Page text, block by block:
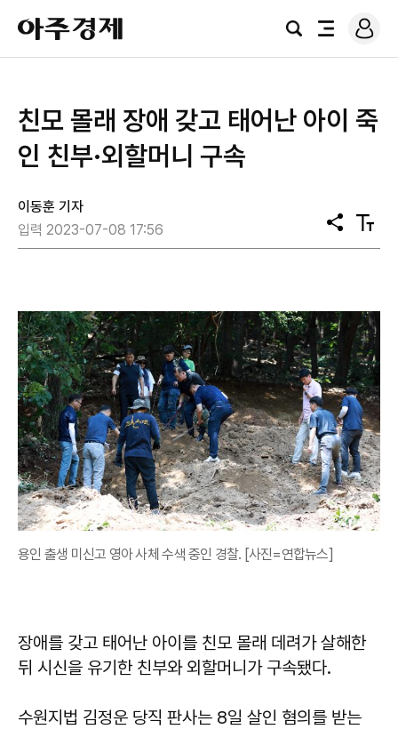
아
주
경
검
전
로
그
​친모 몰래 장애 갖고 태어난 아이 죽
인 친부·외할머니 구속
이동훈 기자
입력 2023-07-08 17:56
공
유
텍
스
용인 출생 미신고 영아 사체 수색 중인 경찰. [사진=연합뉴스]
장애를 갖고 태어난 아이를 친모 몰래 데려가 살해한
뒤 시신을 유기한 친부와 외할머니가 구속됐다.
수원지법 김정운 당직 판사는 8일 살인 혐의를 받는